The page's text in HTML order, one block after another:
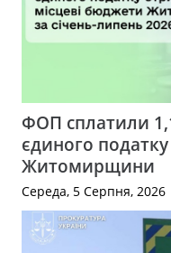
ФОП сплатили
єдиного
Житомирщини
Середа, 5 Серпня, 2026